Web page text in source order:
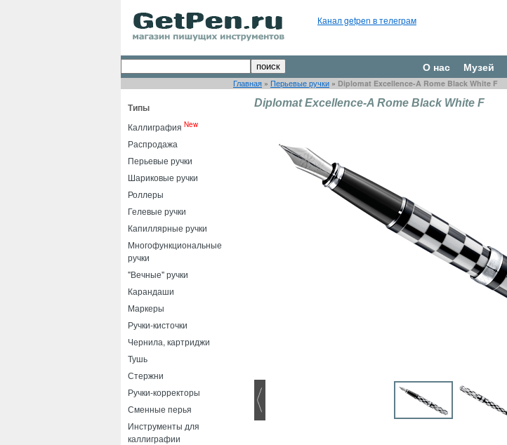
Канал getpen в телеграм
О нас Музей
Главная » Перьевые ручки » Diplomat Excellence-A Rome Black White F
Типы
Каллиграфия New
Распродажа
Перьевые ручки
Шариковые ручки
Роллеры
Гелевые ручки
Капиллярные ручки
Многофункциональные
ручки
"Вечные" ручки
Карандаши
Маркеры
Ручки-кисточки
Чернила, картриджи
Тушь
Стержни
Ручки-корректоры
Сменные перья
Инструменты для
каллиграфии
Diplomat Excellence-A Rome Black White F